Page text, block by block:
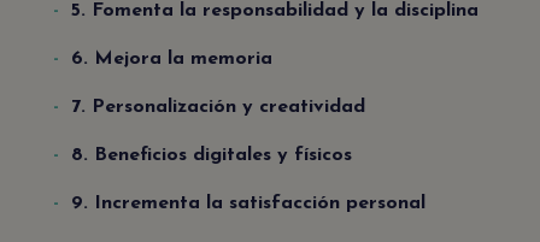
5. Fomenta la responsabilidad y la disciplina
6. Mejora la memoria
7. Personalización y creatividad
8. Beneficios digitales y físicos
9. Incrementa la satisfacción personal